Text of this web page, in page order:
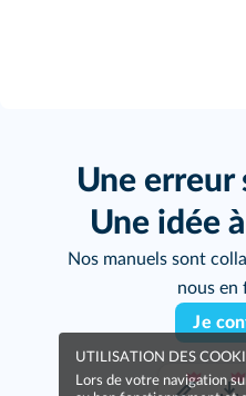
Une erreur
Une idée
Nos manuels sont
nous en
Je
UTILISATION DES
Lors de votre navigation